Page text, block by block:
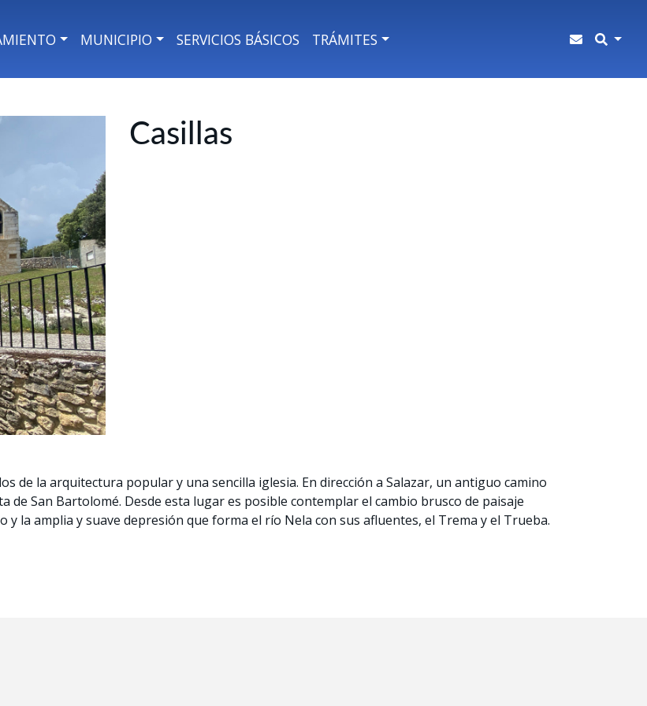
MUNICIPIO SERVICIOS BÁSICOS TRÁMITES
Casillas
de la arquitectura popular y una sencilla iglesia. En dirección a Salazar, un antiguo camino
de San Bartolomé. Desde esta lugar es posible contemplar el cambio brusco de paisaje
y la amplia y suave depresión que forma el río Nela con sus afluentes, el Trema y el Trueba.